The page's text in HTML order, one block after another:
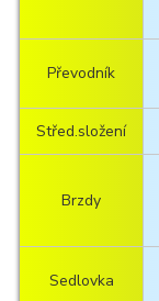
Převodník
Střed.složení
Brzdy
Sedlovka